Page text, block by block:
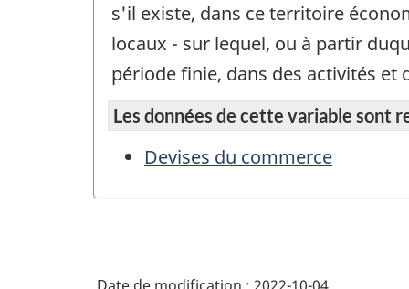
s'il existe, dans ce territoire
locaux - sur lequel, ou à partir
période finie, dans des activités
Les données de cette variable sont
Devises du commerce